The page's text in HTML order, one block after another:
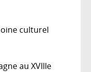
culturel
au XVIIIe